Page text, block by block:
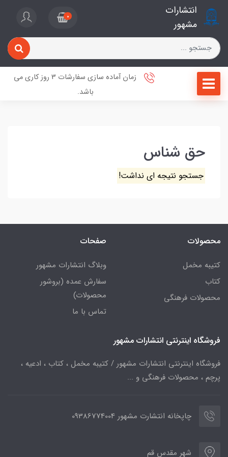
انتشارات
مشهور
0
زمان آماده سازی سفارشات 3 روز کاری می
باشد.
حق شناس
جستجو نتیجه ای نداشت!
محصولات
کتیبه مخمل
کتاب
محصولات فرهنگی
صفحات
وبلاگ انتشارات مشهور
سفارش عمده (بروشور
محصولات)
تماس با ما
فروشگاه اینترنتی انتشارات مشهور
فروشگاه اینترنتی انتشارات مشهور / کتیبه مخمل ، کتاب ، ادعیه ،
پرچم ، محصولات فرهنگی و ...
چاپخانه انتشارت مشهور 09386774004
شهر مقدس قم